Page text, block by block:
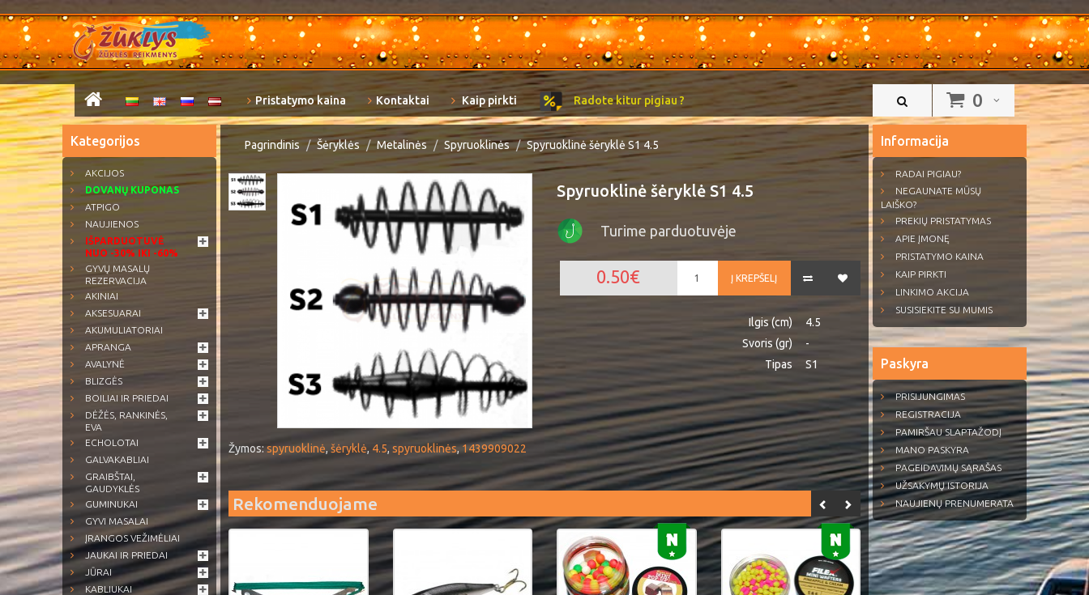
0
Pristatymo kaina Kontaktai Kaip pirkti Radote kitur pigiau ?
Kategorijos
AKCIJOS
DOVANŲ KUPONAS
ATPIGO
NAUJIENOS
IŠPARDUOTUVĖ
NUO -30% IKI -60%
GYVŲ MASALŲ
REZERVACIJA
AKINIAI
AKSESUARAI
AKUMULIATORIAI
APRANGA
AVALYNĖ
BLIZGĖS
BOILIAI IR PRIEDAI
DĖŽĖS, RANKINĖS,
EVA
ECHOLOTAI
GALVAKABLIAI
GRAIBŠTAI,
GAUDYKLĖS
GUMINUKAI
GYVI MASALAI
ĮRANGOS VEŽIMĖLIAI
JAUKAI IR PRIEDAI
JŪRAI
KABLIUKAI
Pagrindinis Šėryklės Metalinės Spyruoklinės Spyruoklinė šėryklė S1 4.5
Spyruoklinė šėryklė S1 4.5
Turime parduotuvėje
Į KREPŠELĮ
0.50€
Ilgis (cm)
4.5
Svoris (gr)
-
Tipas
S1
Žymos:spyruoklinė, šėryklė, 4.5, spyruoklinės,1439909022
Rekomenduojame
Informacija
RADAI PIGIAU?
NEGAUNATE MŪSŲ
LAIŠKO?
PREKIŲ PRISTATYMAS
APIE ĮMONĘ
PRISTATYMO KAINA
KAIP PIRKTI
LINKIMO AKCIJA
SUSISIEKITE SU MUMIS
Paskyra
PRISIJUNGIMAS
REGISTRACIJA
PAMIRŠAU SLAPTAŽODĮ
MANO PASKYRA
PAGEIDAVIMŲ SĄRAŠAS
UŽSAKYMŲ ISTORIJA
NAUJIENŲ PRENUMERATA